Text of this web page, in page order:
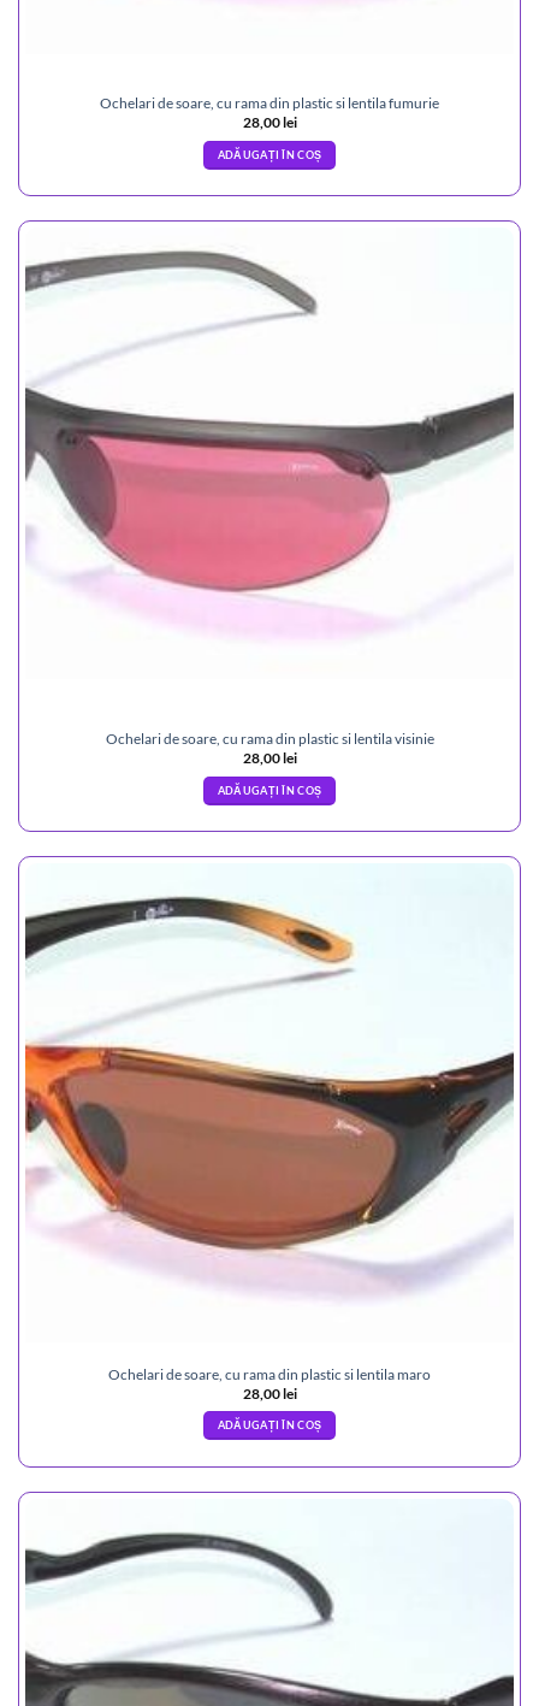
Ochelari de soare, cu rama din plastic si lentila fumurie
28,00lei
ADĂUGAȚI ÎN COȘ
Ochelari de soare, cu rama din plastic si lentila visinie
28,00lei
ADĂUGAȚI ÎN COȘ
Ochelari de soare, cu rama din plastic si lentila maro
28,00lei
ADĂUGAȚI ÎN COȘ